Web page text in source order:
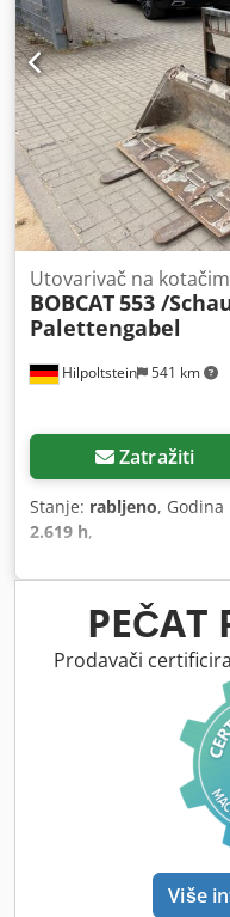
Hilpoltstein 541 km
Utovarivač na
BOBCAT553 /
Palettengabel
Zatražiti
Stanje: rabljeno,
2.619 h,
PEČAT
Prodavači
Više